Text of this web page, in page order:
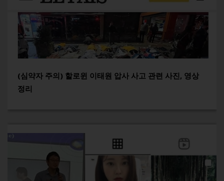
(심약자 주의) 할로윈 이태원 압사 사고 관련 사진, 영상
정리